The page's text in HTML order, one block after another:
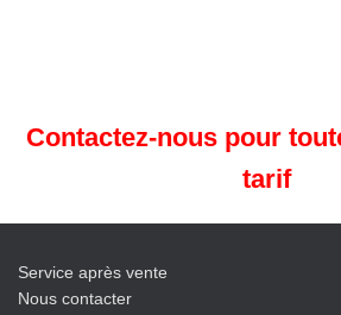
Contactez-nous pour
tarif
Service après vente
Nous contacter